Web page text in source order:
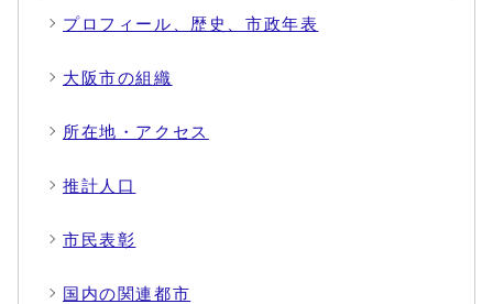
プロフィール、歴史、市政年表
大阪市の組織
所在地・アクセス
推計人口
市民表彰
国内の関連都市